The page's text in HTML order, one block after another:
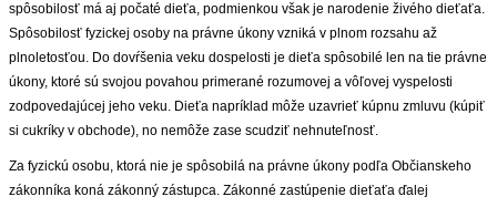
GARÁŽE
FINANCIE
O NÁS
REALITNÁ INZERCIA NA TRH.SK
CENNÍK REALITNEJ INZERCIE
spôsobilosť má aj počaté dieťa, podmienkou však je narodenie živého dieťaťa.
Spôsobilosť fyzickej osoby na právne úkony vzniká v plnom rozsahu až
plnoletosťou. Do dovŕšenia veku dospelosti je dieťa spôsobilé len na tie právne
úkony, ktoré sú svojou povahou primerané rozumovej a vôľovej vyspelosti
zodpovedajúcej jeho veku. Dieťa napríklad môže uzavrieť kúpnu zmluvu (kúpiť
si cukríky v obchode), no nemôže zase scudziť nehnuteľnosť.
Za fyzickú osobu, ktorá nie je spôsobilá na právne úkony podľa Občianskeho
zákonníka koná zákonný zástupca. Zákonné zastúpenie dieťaťa ďalej